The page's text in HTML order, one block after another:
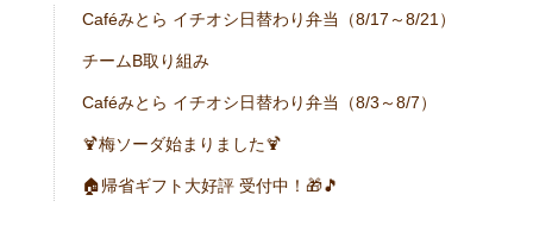
Caféみとら イチオシ日替わり弁当（8/17～8/21）
チームB取り組み
Caféみとら イチオシ日替わり弁当（8/3～8/7）
🍹梅ソーダ始まりました🍹
🏠帰省ギフト大好評 受付中！🎁🎵